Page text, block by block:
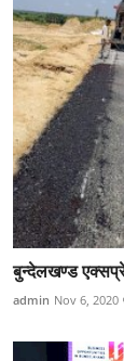
बुन्देलखण्ड
admin Nov 6, 2020